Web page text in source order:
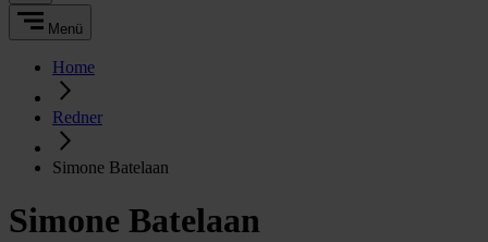
Menü
Home
Redner
Simone Batelaan
Simone Batelaan